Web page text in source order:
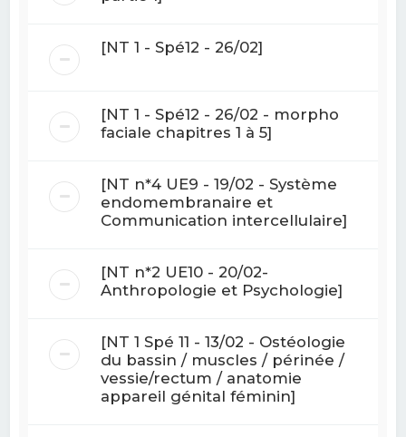
[NT 1 - Spé12 - 26/02]
[NT 1 - Spé12 - 26/02 - morpho
faciale chapitres 1 à 5]
[NT n*4 UE9 - 19/02 - Système
endomembranaire et
Communication intercellulaire]
[NT n*2 UE10 - 20/02-
Anthropologie et Psychologie]
[NT 1 Spé 11 - 13/02 - Ostéologie
du bassin / muscles / périnée /
vessie/rectum / anatomie
appareil génital féminin]